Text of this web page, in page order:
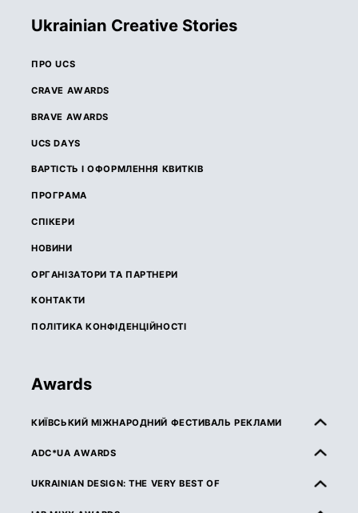
Ukrainian Creative Stories
ПРО UCS
CRAVE AWARDS
BRAVE AWARDS
UCS DAYS
ВАРТІСТЬ І ОФОРМЛЕННЯ КВИТКІВ
ПРОГРАМА
СПІКЕРИ
НОВИНИ
ОРГАНІЗАТОРИ ТА ПАРТНЕРИ
КОНТАКТИ
ПОЛІТИКА КОНФІДЕНЦІЙНОСТІ
Awards
КИЇВСЬКИЙ МІЖНАРОДНИЙ ФЕСТИВАЛЬ РЕКЛАМИ
ПРО КМФР
ADC*UA AWARDS
ПРО ADC*UA AWARDS
UKRAINIAN DESIGN: THE VERY BEST OF
ПРО UKRAINIAN DESIGN: THE VERY BEST OF